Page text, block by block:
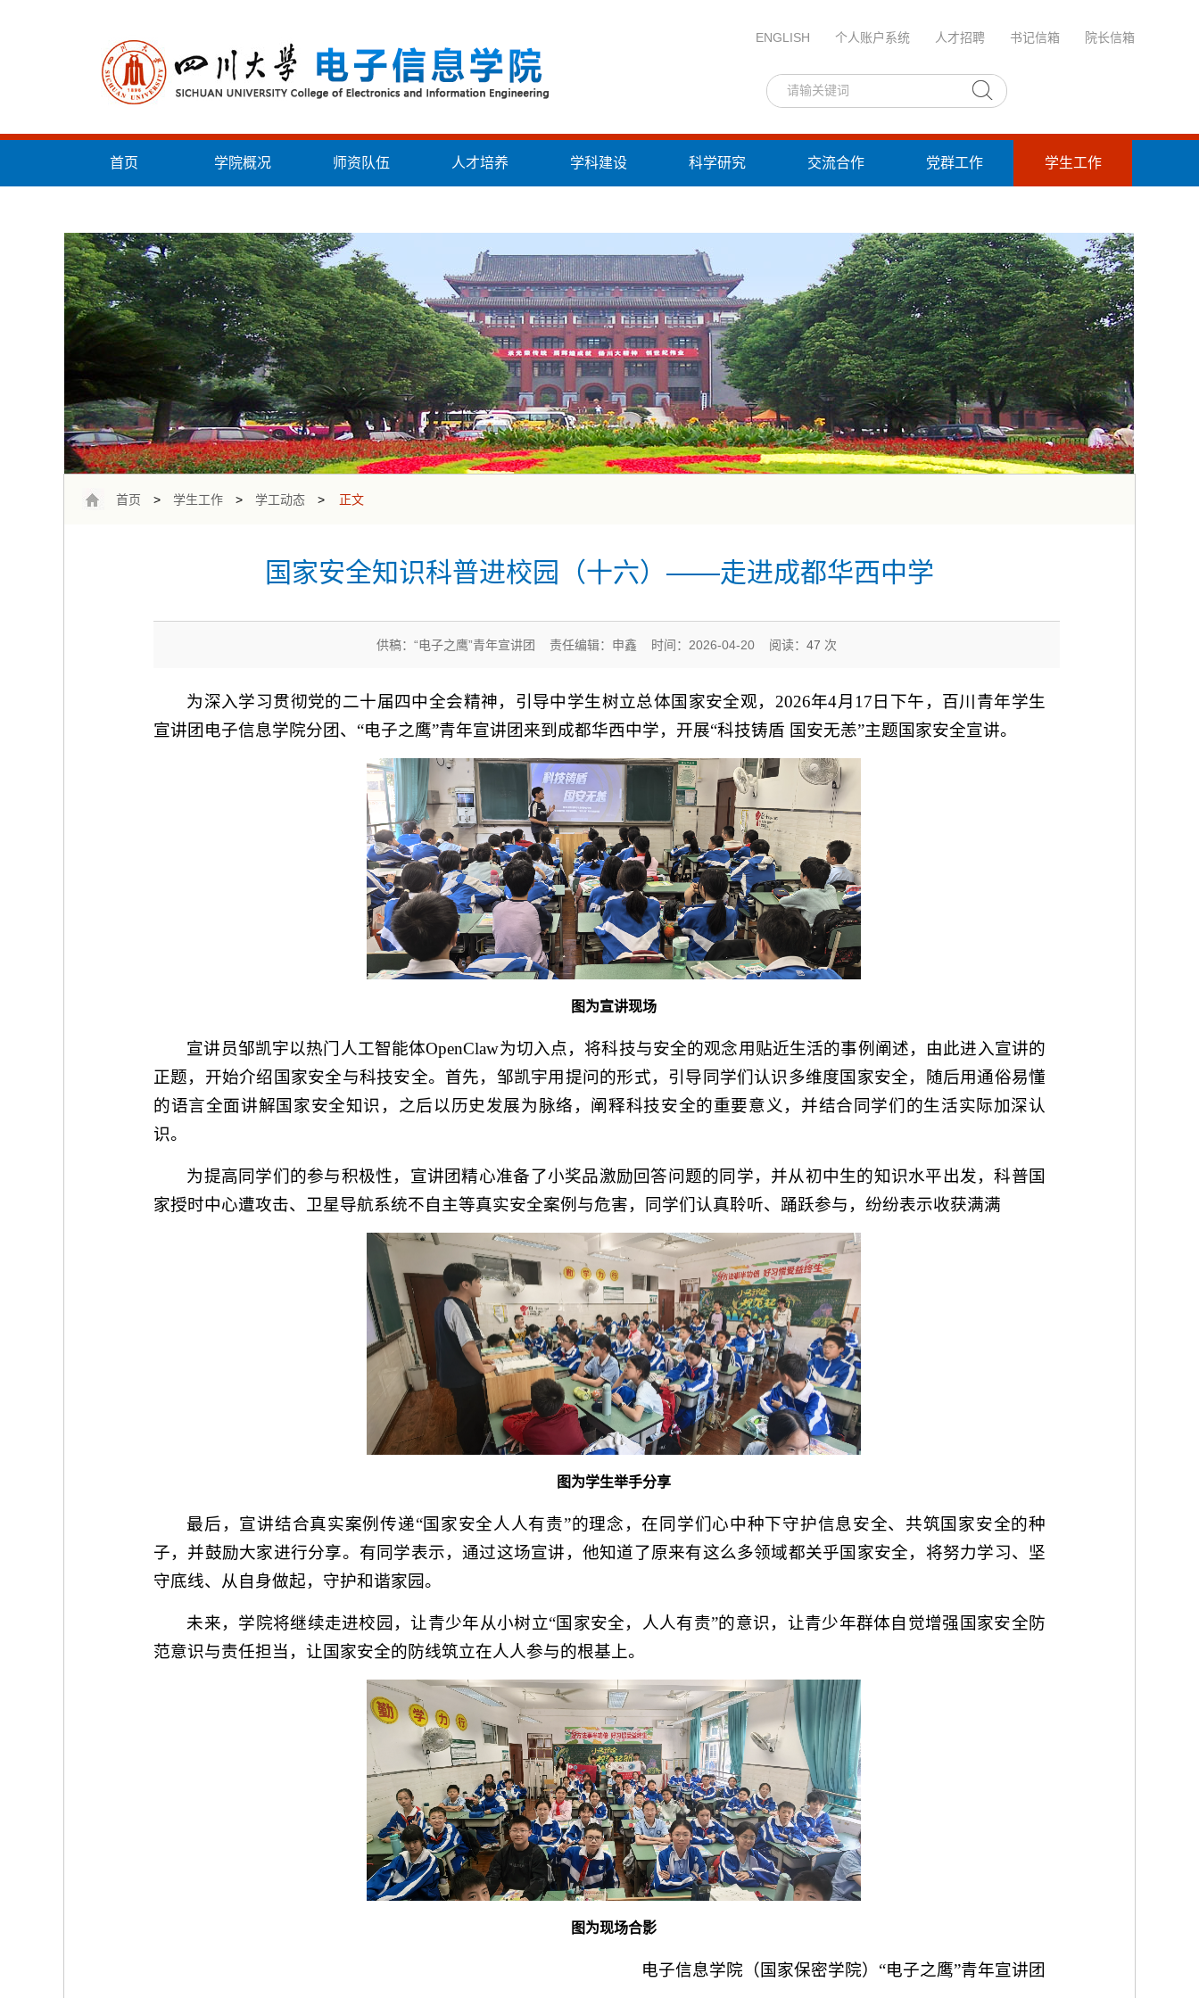
ENGLISH 个人账户系统 人才招聘 书记信箱 院长信箱
首页 学院概况 师资队伍 人才培养 学科建设 科学研究 交流合作 党群工作 学生工作
首页 > 学生工作 > 学工动态 > 正文
国家安全知识科普进校园（十六）——走进成都华西中学
供稿：“电子之鹰”青年宣讲团 责任编辑：申鑫 时间：2026-04-20 阅读： 47 次
为深入学习贯彻党的二十届四中全会精神，引导中学生树立总体国家安全观，2026年4月17日下午，百川青年学生
宣讲团电子信息学院分团、“电子之鹰”青年宣讲团来到成都华西中学，开展“科技铸盾 国安无恙”主题国家安全宣讲。
图为宣讲现场
宣讲员邹凯宇以热门人工智能体OpenClaw为切入点，将科技与安全的观念用贴近生活的事例阐述，由此进入宣讲的
正题，开始介绍国家安全与科技安全。首先，邹凯宇用提问的形式，引导同学们认识多维度国家安全，随后用通俗易懂
的语言全面讲解国家安全知识，之后以历史发展为脉络，阐释科技安全的重要意义，并结合同学们的生活实际加深认
识。
为提高同学们的参与积极性，宣讲团精心准备了小奖品激励回答问题的同学，并从初中生的知识水平出发，科普国
家授时中心遭攻击、卫星导航系统不自主等真实安全案例与危害，同学们认真聆听、踊跃参与，纷纷表示收获满满
图为学生举手分享
最后，宣讲结合真实案例传递“国家安全人人有责”的理念，在同学们心中种下守护信息安全、共筑国家安全的种
子，并鼓励大家进行分享。有同学表示，通过这场宣讲，他知道了原来有这么多领域都关乎国家安全，将努力学习、坚
守底线、从自身做起，守护和谐家园。
未来，学院将继续走进校园，让青少年从小树立“国家安全，人人有责”的意识，让青少年群体自觉增强国家安全防
范意识与责任担当，让国家安全的防线筑立在人人参与的根基上。
图为现场合影
电子信息学院（国家保密学院）“电子之鹰”青年宣讲团